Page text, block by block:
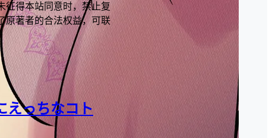
征得本站同意时，禁止复
原著者的合法权益，可联
えっちなコト